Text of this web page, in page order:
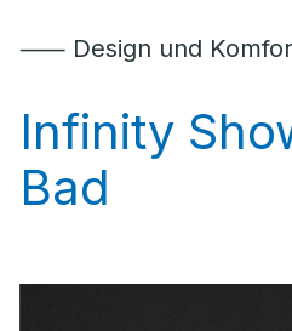
⸺ Design und
Infinity
Bad